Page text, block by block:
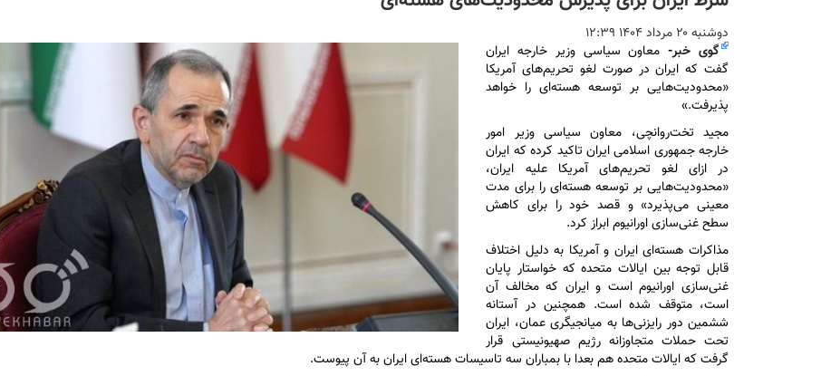
دوشنبه ۲۰ مرداد ۱۴۰۴ ۱۲:۳۹
گوی خبر- معاون سیاسی وزیر خارجه ایران
گفت که ایران در صورت لغو تحریم‌های آمریکا
«محدودیت‌هایی بر توسعه هسته‌ای را خواهد
پذیرفت.»
مجید تخت‌روانچی، معاون سیاسی وزیر امور
خارجه جمهوری اسلامی ایران تاکید کرده که ایران
در ازای لغو تحریم‌های آمریکا علیه ایران،
«محدودیت‌هایی بر توسعه هسته‌ای را برای مدت
معینی می‌پذیرد» و قصد خود را برای کاهش
سطح غنی‌سازی اورانیوم ابراز کرد.
مذاکرات هسته‌ای ایران و آمریکا به دلیل اختلاف
قابل توجه بین ایالات متحده که خواستار پایان
غنی‌سازی اورانیوم است و ایران که مخالف آن
است، متوقف شده است. همچنین در آستانه
ششمین دور رایزنی‌ها به میانجیگری عمان، ایران
تحت حملات متجاوزانه رژیم صهیونیستی قرار
گرفت که ایالات متحده هم بعدا با بمباران سه تاسیسات هسته‌ای ایران به آن پیوست.